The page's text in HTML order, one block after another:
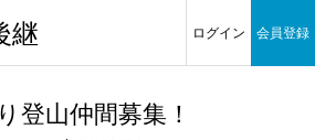
継 ログイン 会員登録
登山仲間募集！